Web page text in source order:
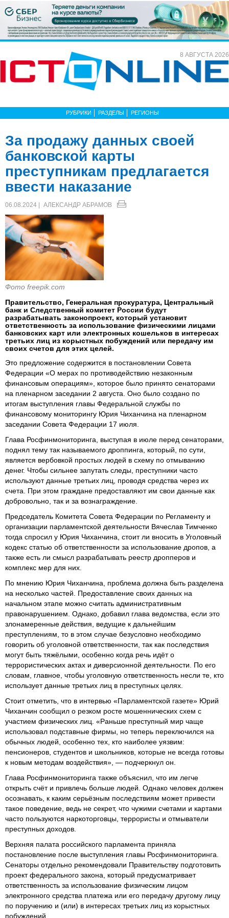
8 АВГУСТА 2026
РУБРИКИ РАЗДЕЛЫ РЕГИОНЫ
За продажу данных своей
банковской карты
преступникам предлагается
ввести наказание
06.08.2024 | АЛЕКСАНДР АБРАМОВ
Фото freepik.com
Правительство, Генеральная прокуратура, Центральный
банк и Следственный комитет России будут
разрабатывать законопроект, который установит
ответственность за использование физическими лицами
банковских карт или электронных кошельков в интересах
третьих лиц из корыстных побуждений или передачу им
своих счетов для этих целей.
Это предложение содержится в постановлении Совета
Федерации «О мерах по противодействию незаконным
финансовым операциям», которое было принято сенаторами
на пленарном заседании 2 августа. Оно было создано по
итогам выступления главы Федеральной службы по
финансовому мониторингу Юрия Чиханчина на пленарном
заседании Совета Федерации 17 июля.
Глава Росфинмониторинга, выступая в июле перед сенаторами,
поднял тему так называемого дроппинга, который, по сути,
является вербовкой простых людей в схему по отмыванию
денег. Чтобы сильнее запутать следы, преступники часто
используют данные третьих лиц, проводя средства через их
счета. При этом граждане предоставляют им свои данные как
добровольно, так и за вознаграждение.
Председатель Комитета Совета Федерации по Регламенту и
организации парламентской деятельности Вячеслав Тимченко
тогда спросил у Юрия Чиханчина, стоит ли вносить в Уголовный
кодекс статью об ответственности за использование дропов, а
также есть ли смысл разрабатывать реестр дропперов и
комплекс мер для них.
По мнению Юрия Чиханчина, проблема должна быть разделена
на несколько частей. Предоставление своих данных на
начальном этапе можно считать административным
правонарушением. Однако, добавил глава ведомства, если это
злонамеренные действия, ведущие к дальнейшим
преступлениям, то в этом случае безусловно необходимо
говорить об уголовной ответственности, так как последствия
могут быть тяжёлыми, особенно когда речь идёт о
террористических актах и диверсионной деятельности. По его
словам, главное, чтобы уголовную ответственность несли те, кто
использует данные третьих лиц в преступных целях.
Стоит отметить, что в интервью «Парламентской газете» Юрий
Чиханчин сообщил о резком росте мошеннических схем с
участием физических лиц. «Раньше преступный мир чаще
использовал подставные фирмы, но теперь переключился на
обычных людей, особенно тех, кто наиболее уязвим:
пенсионеров, студентов и школьников, которые не всегда готовы
к новым методам воздействия», — подчеркнул он.
Глава Росфинмониторинга также объяснил, что им легче
открыть счёт и привлечь больше людей. Однако человек должен
осознавать, к каким серьёзным последствиям может привести
такое поведение, ведь не секрет, что чужими счетами и картами
часто пользуются наркоторговцы, террористы и отмыватели
преступных доходов.
Верхняя палата российского парламента приняла
постановление после выступления главы Росфинмониторинга.
Сенаторы отдельно рекомендовали Правительству подготовить
проект федерального закона, который предусматривает
ответственность за использование физическим лицом
электронного средства платежа или его передачу другому лицу
по поручению и (или) в интересах третьих лиц из корыстных
побуждений.